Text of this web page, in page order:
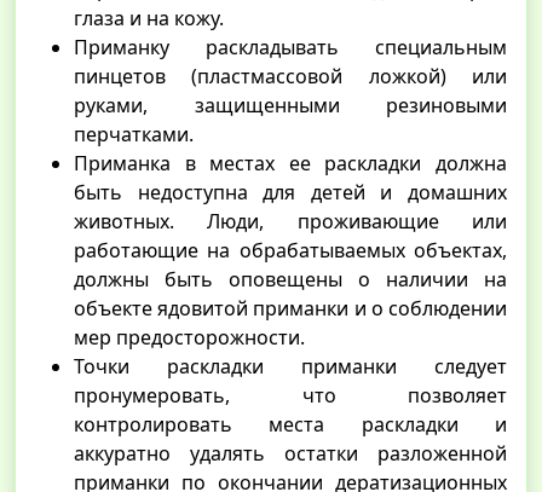
глаза и на кожу.
Приманку раскладывать специальным
пинцетов (пластмассовой ложкой) или
руками, защищенными резиновыми
перчатками.
Приманка в местах ее раскладки должна
быть недоступна для детей и домашних
животных. Люди, проживающие или
работающие на обрабатываемых объектах,
должны быть оповещены о наличии на
объекте ядовитой приманки и о соблюдении
мер предосторожности.
Точки раскладки приманки следует
пронумеровать, что позволяет
контролировать места раскладки и
аккуратно удалять остатки разложенной
приманки по окончании дератизационных